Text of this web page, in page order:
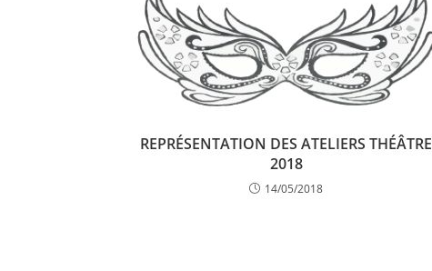
REPRÉSENTATION DES ATELIERS THÉÂTRE
2018
14/05/2018